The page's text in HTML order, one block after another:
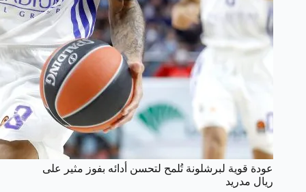
عودة قوية لبرشلونة تُلمح لتحسن أدائه بفوز مثير على
ريال مدريد